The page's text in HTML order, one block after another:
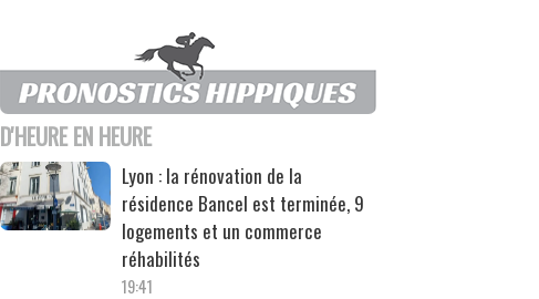
D'HEURE EN HEURE
Lyon : la rénovation de la
résidence Bancel est terminée, 9
logements et un commerce
réhabilités
19:41